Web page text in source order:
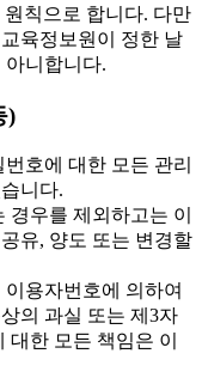
원칙으로 합니다. 다만
육정보원이 정한 날
아니합니다.
)
호에 대한 모든 관리
니다.
우를 제외하고는 이
유, 양도 또는 변경할
용자번호에 의하여
의 과실 또는 제3자
대한 모든 책임은 이